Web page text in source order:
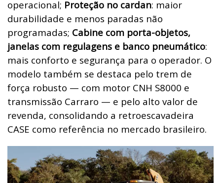
operacional; Proteção no cardan: maior
durabilidade e menos paradas não
programadas; Cabine com porta-objetos,
janelas com regulagens e banco pneumático:
mais conforto e segurança para o operador. O
modelo também se destaca pelo trem de
força robusto — com motor CNH S8000 e
transmissão Carraro — e pelo alto valor de
revenda, consolidando a retroescavadeira
CASE como referência no mercado brasileiro.